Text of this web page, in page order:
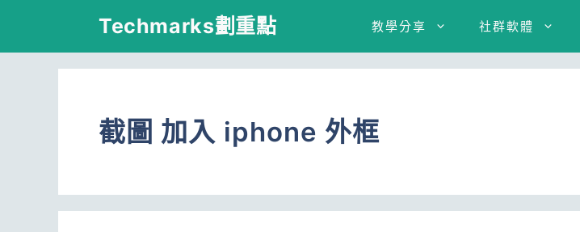
Techmarks劃重點 教學分享 社群軟體
截圖 加入 iphone 外框